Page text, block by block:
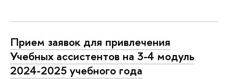
Прием заявок для привлечения
Учебных ассистентов на 3-4 модуль
2024-2025 учебного года